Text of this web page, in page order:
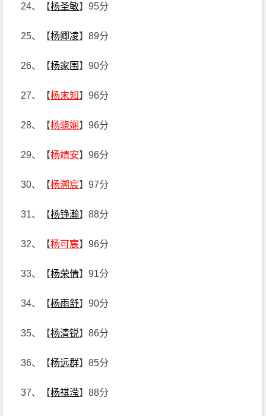
24、【杨圣敏】95分
25、【杨卿凌】89分
26、【杨家围 】90分
27、【杨末知】96分
28、【杨骁娴】96分
29、【杨靖安】96分
30、【杨溯宸】97分
31、【杨铮瀚】88分
32、【杨可宸】96分
33、【杨荣倩】91分
34、【杨雨舒】90分
35、【杨清锐】86分
36、【杨远群】85分
37、【杨祺滢】88分